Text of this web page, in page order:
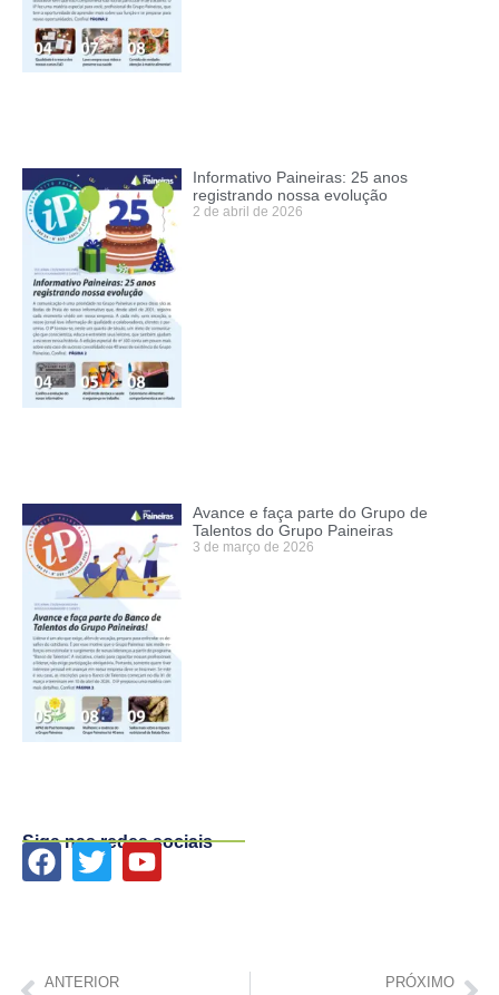
Informativo Paineiras: 25 anos
registrando nossa evolução
2 de abril de 2026
Avance e faça parte do Grupo de
Talentos do Grupo Paineiras
3 de março de 2026
Siga nas redes sociais
ANTERIOR PRÓXIMO